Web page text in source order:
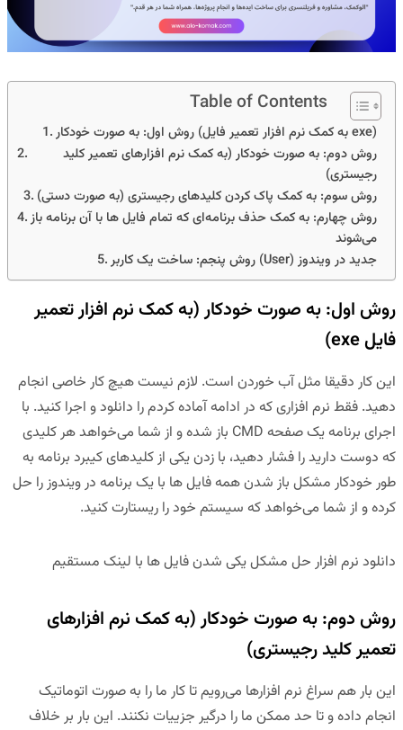
Table of Contents
روش اول: به صورت خودکار (به کمک نرم افزار تعمیر فایل exe)
روش دوم: به صورت خودکار (به کمک نرم افزارهای تعمیر کلید
رجیستری)
روش سوم: به کمک پاک کردن کلیدهای رجیستری (به صورت دستی)
روش چهارم: به کمک حذف برنامه‌ای که تمام فایل ها با آن برنامه باز
می‌شوند
روش پنجم: ساخت یک کاربر (User) جدید در ویندوز
روش اول: به صورت خودکار (به کمک نرم افزار تعمیر
فایل exe)
این کار دقیقا مثل آب خوردن است. لازم نیست هیچ کار خاصی انجام
دهید. فقط نرم افزاری که در ادامه آماده کردم را دانلود و اجرا کنید. با
اجرای برنامه یکصفحه CMD
باز شده و از شما می‌خواهد هر کلیدی
که دوست دارید را فشار دهید، با زدن یکی از کلیدهای کیبرد برنامه به
طور خودکار مشکل باز شدن همه فایل ها با یک برنامه در ویندوز را حل
کرده و از شما می‌خواهد که سیستم خود را ریستارتکنید.
دانلود نرم افزار حل مشکل یکی شدن فایل ها با لینک مستقیم
روش دوم: به صورت خودکار (به کمک نرم افزارهای
تعمیر کلید رجیستری)
این بار هم سراغ نرم افزارها می‌رویم تا کار ما را به صورت اتوماتیک
انجام داده و تا حد ممکن ما را درگیر جزییات نکنند. این بار بر خلاف